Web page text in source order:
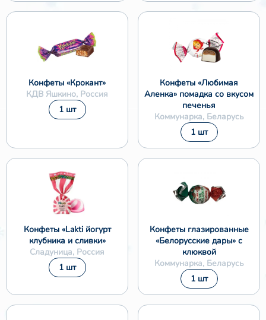
Конфеты «Крокант»
КДВ Яшкино, Россия
1 шт
Конфеты «Любимая
Аленка» помадка со вкусом
печенья
Коммунарка, Беларусь
1 шт
Конфеты «Lakti йогурт
клубника и сливки»
Сладуница, Россия
1 шт
Конфеты глазированные
«Белорусские дары» с
клюквой
Коммунарка, Беларусь
1 шт